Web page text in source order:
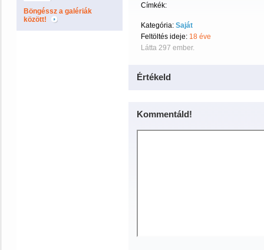
Böngéssz a galériák
között!
Címkék:
Kategória: Saját
Feltöltés ideje: 18 éve
Látta 297 ember.
Értékeld
Kommentáld!